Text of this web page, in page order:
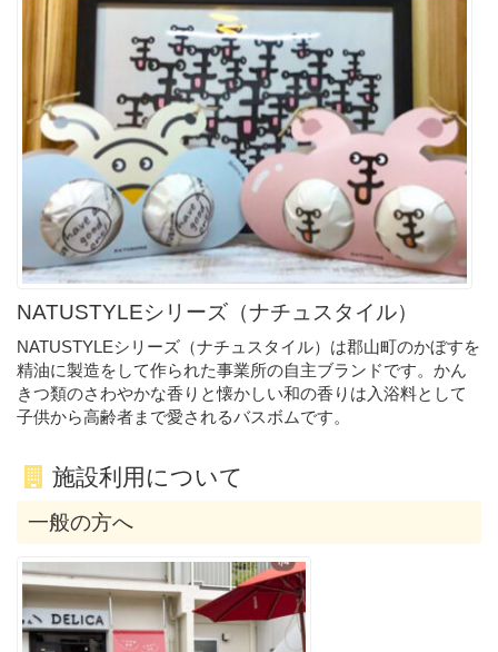
NATUSTYLEシリーズ（ナチュスタイル）
NATUSTYLEシリーズ（ナチュスタイル）は郡山町のかぼすを
精油に製造をして作られた事業所の自主ブランドです。かん
きつ類のさわやかな香りと懐かしい和の香りは入浴料として
子供から高齢者まで愛されるバスボムです。
施設利用について
一般の方へ